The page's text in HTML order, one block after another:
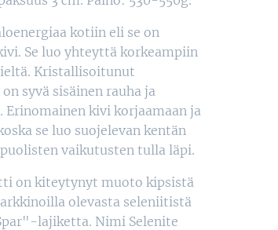
kotiin eli se on
Se luo yhteyttä korkeampiin
Kristallisoitunut
syvä sisäinen rauha ja
kivi korjaamaan ja
se luo suojelevan kentän
vaikutusten tulla läpi.
on kiteytynyt muoto kipsistä
olevasta seleniitistä
lajiketta. Nimi Selenite